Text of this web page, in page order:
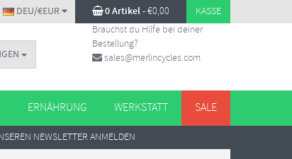
0 Artikel-€0,00 KASSE
DEU/€EUR
Brauchst du Hilfe bei deiner
Bestellung?
sales@merlincycles.com
ERNÄHRUNG WERKSTATT SALE
NEWSLETTER ANMELDEN